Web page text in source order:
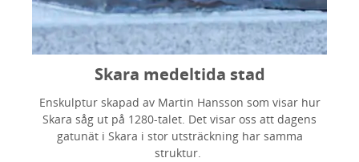
Skara medeltida stad
Enskulptur skapad av Martin Hansson som visar hur
Skara såg ut på 1280-talet. Det visar oss att dagens
gatunät i Skara i stor utsträckning har samma
struktur.